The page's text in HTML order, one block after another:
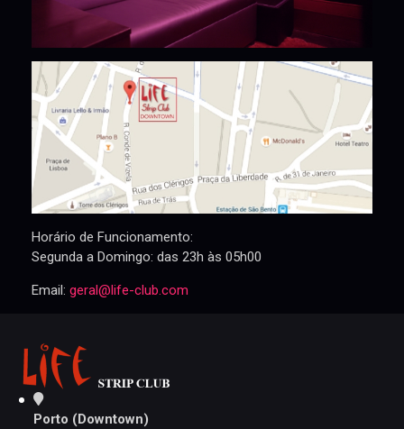
Horário de Funcionamento:
Segunda a Domingo: das 23h às 05h00
Email: geral@life-club.com
Porto (Downtown)